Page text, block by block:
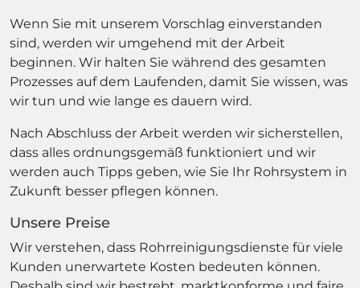
Wenn Sie mit unserem Vorschlag einverstanden
sind, werden wir umgehend mit der Arbeit
beginnen. Wir halten Sie während des gesamten
Prozesses auf dem Laufenden, damit Sie wissen, was
wir tun und wie lange es dauern wird.
Nach Abschluss der Arbeit werden wir sicherstellen,
dass alles ordnungsgemäß funktioniert und wir
werden auch Tipps geben, wie Sie Ihr Rohrsystem in
Zukunft besser pflegen können.
Unsere Preise
Wir verstehen, dass Rohrreinigungsdienste für viele
Kunden unerwartete Kosten bedeuten können.